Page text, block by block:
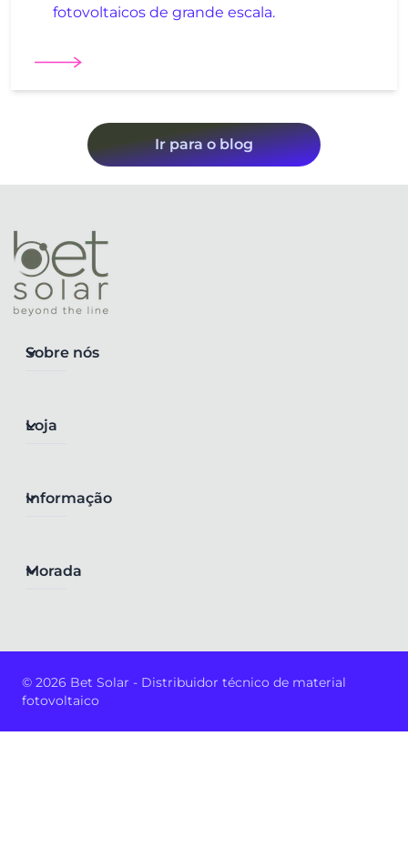
fotovoltaicos de grande escala.
Ir para o blog
Sobre nós
Loja
Informação
Morada
© 2026 Bet Solar - Distribuidor técnico de material
fotovoltaico